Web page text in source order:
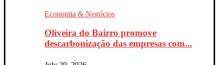
Economia & Negócios
Oliveira do Bairro promove
descarbonização das empresas com...